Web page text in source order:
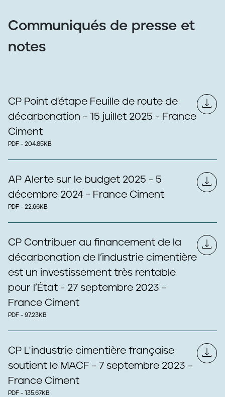
Communiqués de presse et
notes
CP Point d'étape Feuille de route de
décarbonation - 15 juillet 2025 - France
Ciment
PDF - 204.85KB
AP Alerte sur le budget 2025 - 5
décembre 2024 - France Ciment
PDF - 22.66KB
CP Contribuer au financement de la
décarbonation de l’industrie cimentière
est un investissement très rentable
pour l’État - 27 septembre 2023 -
France Ciment
PDF - 97.23KB
CP L'industrie cimentière française
soutient le MACF - 7 septembre 2023 -
France Ciment
PDF - 135.67KB